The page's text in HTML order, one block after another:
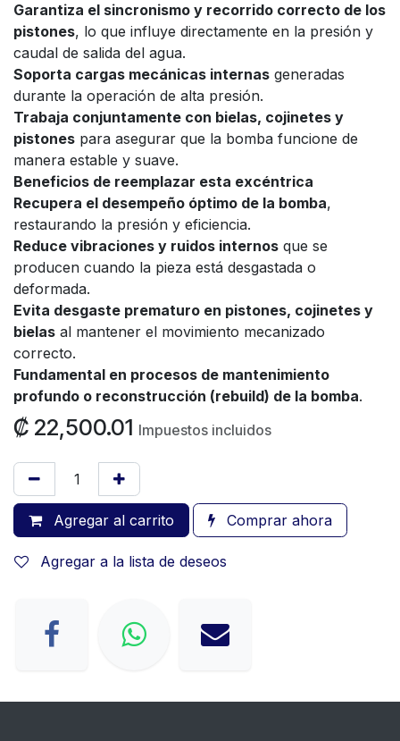
Garantiza el sincronismo y recorrido correcto de los
pistones, lo que influye directamente en la presión y
caudal de salida del agua.
Soporta cargas mecánicas internas generadas
durante la operación de alta presión.
Trabaja conjuntamente con bielas, cojinetes y
pistones para asegurar que la bomba funcione de
manera estable y suave.
Beneficios de reemplazar esta excéntrica
Recupera el desempeño óptimo de la bomba,
restaurando la presión y eficiencia.
Reduce vibraciones y ruidos internos que se
producen cuando la pieza está desgastada o
deformada.
Evita desgaste prematuro en pistones, cojinetes y
bielas al mantener el movimiento mecanizado
correcto.
Fundamental en procesos de mantenimiento
profundo o reconstrucción (rebuild) de la bomba.
₡ 22,500.01 Impuestos incluidos
Agregar al carrito Comprar ahora
Agregar a la lista de deseos